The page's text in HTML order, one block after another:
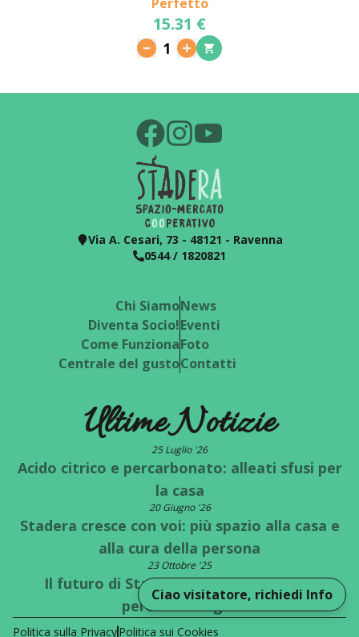
15.31 €
1
Ciao visitatore, richiedi Info
Via A. Cesari, 73 - 48121 - Ravenna
0544 / 1820821
Chi Siamo
Diventa Socio!
Come Funziona
Centrale del gusto
News
Eventi
Foto
Contatti
Ultime Notizie
25 Luglio '26
Acido citrico e percarbonato: alleati sfusi per
la casa
20 Giugno '26
Stadera cresce con voi: più spazio alla casa e
alla cura della persona
23 Ottobre '25
Il futuro di Stadera è a un bivio: quale
percorso scegli?
Politica sulla PrivacyPolitica sui Cookies